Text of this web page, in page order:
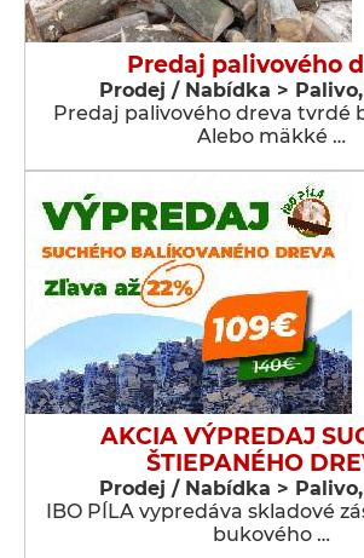
Predaj palivového
Prodej / Nabídka >
Predaj palivového dreva tvrdé
Alebo mäkké …
AKCIA VÝPREDAJ
ŠTIEPANÉHO
Prodej / Nabídka >
IBO PÍLA vypredáva skladové
bukového …